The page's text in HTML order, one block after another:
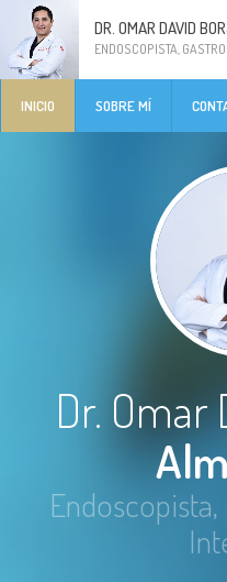
DR. OMAR DAVID
ENDOSCOPISTA,
INICIO SOBRE MÍ
Dr. Omar